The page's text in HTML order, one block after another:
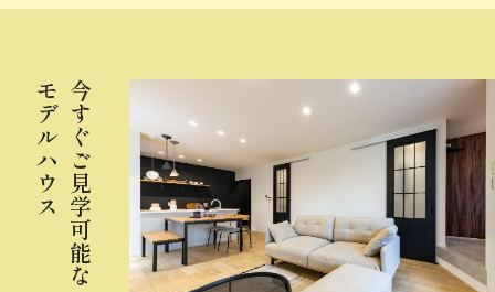
今すぐご見学可能な
モデルハウス